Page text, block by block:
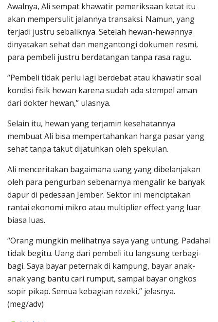
Awalnya, Ali sempat khawatir pemeriksaan ketat itu
akan mempersulit jalannya transaksi. Namun, yang
terjadi justru sebaliknya. Setelah hewan-hewannya
dinyatakan sehat dan mengantongi dokumen resmi,
para pembeli justru berdatangan tanpa rasa ragu.
“Pembeli tidak perlu lagi berdebat atau khawatir soal
kondisi fisik hewan karena sudah ada stempel aman
dari dokter hewan,” ulasnya.
Selain itu, hewan yang terjamin kesehatannya
membuat Ali bisa mempertahankan harga pasar yang
sehat tanpa takut dijatuhkan oleh spekulan.
Ali menceritakan bagaimana uang yang dibelanjakan
oleh para pengurban sebenarnya mengalir ke banyak
dapur di pedesaan Jember. Sektor ini menciptakan
rantai ekonomi mikro atau multiplier effect yang luar
biasa luas.
“Orang mungkin melihatnya saya yang untung. Padahal
tidak begitu. Uang dari pembeli itu langsung terbagi-
bagi. Saya bayar peternak di kampung, bayar anak-
anak yang bantu cari rumput, sampai bayar ongkos
sopir pikap. Semua kebagian rezeki,” jelasnya.
(meg/adv)